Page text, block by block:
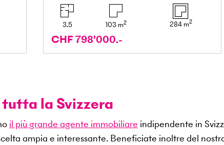
3.5 103 m2 284 m2
CHF 798'000.-
la Svizzera
il più grande agente immobiliare indipendente in
ampia e interessante. Beneficiate inoltre del